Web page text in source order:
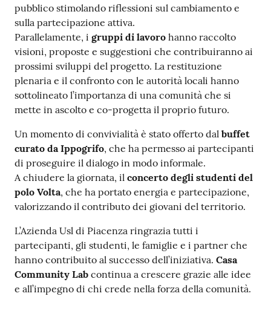
Scuole
Imprese
ed Enti
Seguici
pubblico stimolando riflessioni sul cambiamento e
sulla partecipazione attiva.
Parallelamente, i gruppi di lavoro hanno raccolto
visioni, proposte e suggestioni che contribuiranno ai
prossimi sviluppi del progetto. La restituzione
plenaria e il confronto con le autorità locali hanno
sottolineato l’importanza di una comunità che si
mette in ascolto e co-progetta il proprio futuro.
Un momento di convivialità è stato offerto dal buffet
curato da Ippogrifo, che ha permesso ai partecipanti
di proseguire il dialogo in modo informale.
A chiudere la giornata, il concerto degli studenti del
polo Volta, che ha portato energia e partecipazione,
valorizzando il contributo dei giovani del territorio.
L’Azienda Usl di Piacenza ringrazia tutti i
partecipanti, gli studenti, le famiglie e i partner che
hanno contribuito al successo dell’iniziativa. Casa
Community Lab continua a crescere grazie alle idee
e all’impegno di chi crede nella forza della comunità.